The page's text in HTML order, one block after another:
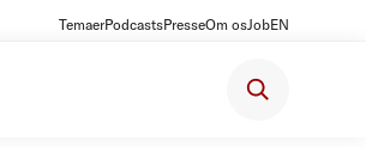
TemaerPodcastsPresseOm osJobEN